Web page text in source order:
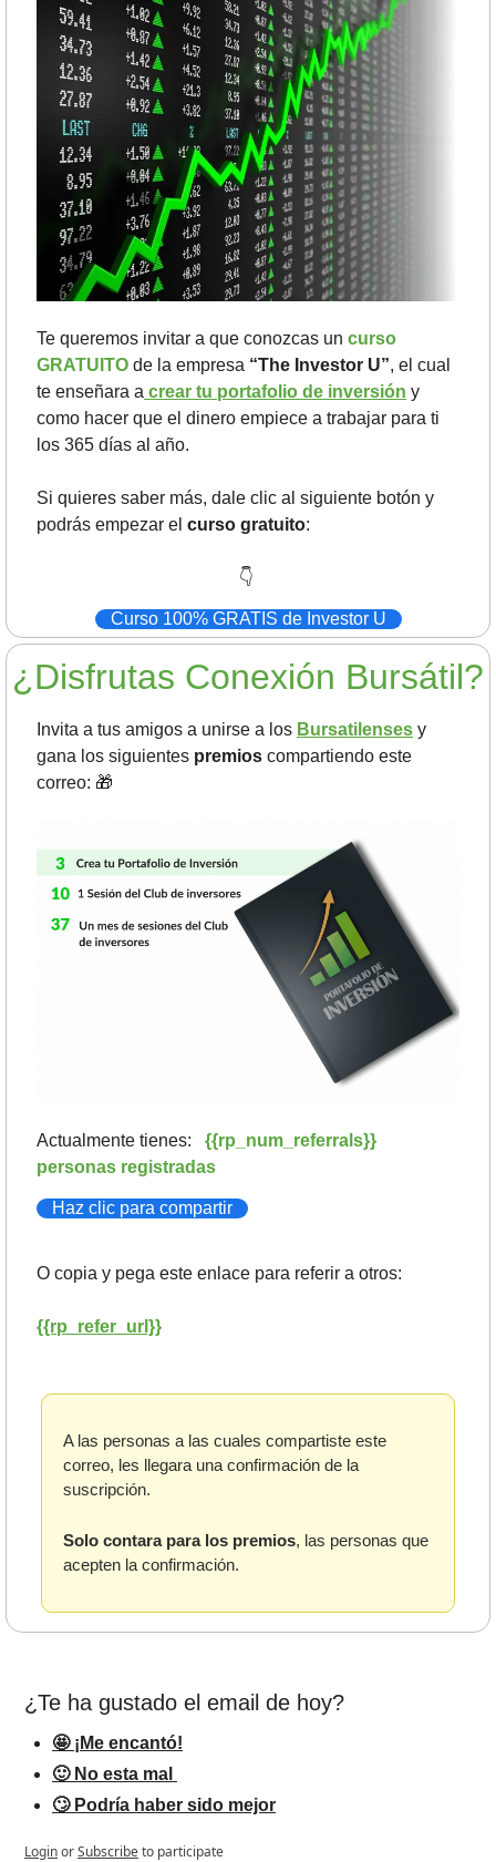
Te queremos invitar a que conozcas un curso
GRATUITO de la empresa “The Investor U”, el cual
te enseñara a crear tu portafolio de inversión y
como hacer que el dinero empiece a trabajar para ti
los 365 días al año.
Si quieres saber más, dale clic al siguiente botón y
podrás empezar el curso gratuito:
👇
Curso 100% GRATIS de Investor U
¿Disfrutas Conexión Bursátil?
Invita a tus amigos a unirse a los Bursatilenses y
gana los siguientes premios compartiendo este
correo: 🎁
Actualmente tienes: {{rp_num_referrals}}
personas registradas
Haz clic para compartir
O copia y pega este enlace para referir a otros:
{{rp_refer_url}}
A las personas a las cuales compartiste este
correo, les llegara una confirmación de la
suscripción.
Solo contara para los premios, las personas que
acepten la confirmación.
¿Te ha gustado el email de hoy?
🤩 ¡Me encantó!
🙂 No esta mal
🙄 Podría haber sido mejor
LoginorSubscribeto participate